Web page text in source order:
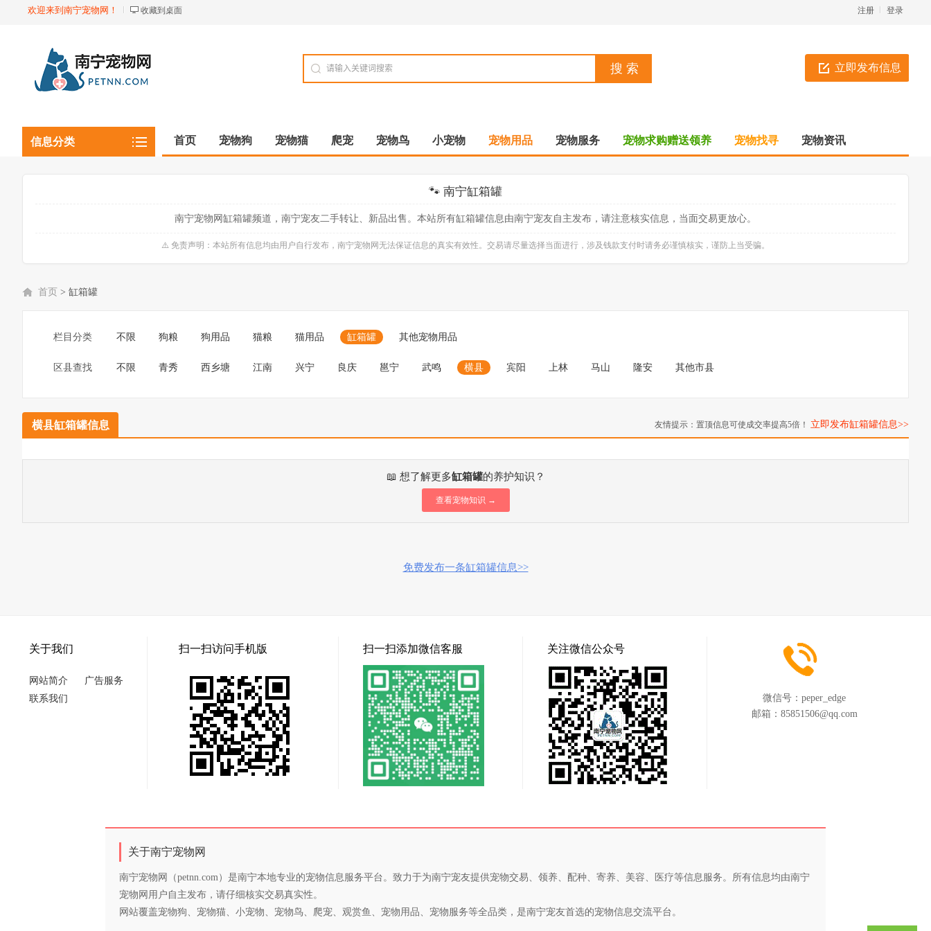
欢迎来到南宁宠物网！ 收藏到桌面 登录
注册
立即发布信息
信息分类 首页 宠物狗 宠物猫 爬宠 宠物鸟 小宠物 宠物用品 宠物服务 宠物求购赠送领养 宠物找寻 宠物资讯
🐾 南宁缸箱罐
南宁宠物网缸箱罐频道，南宁宠友二手转让、新品出售。本站所有缸箱罐信息由南宁宠友自主发布，请注意核实信息，当面交易更放心。
⚠️ 免责声明：本站所有信息均由用户自行发布，南宁宠物网无法保证信息的真实有效性。交易请尽量选择当面进行，涉及钱款支付时请务必谨慎核实，谨防上当受骗。
首页 > 缸箱罐
栏目分类 不限 狗粮 狗用品 猫粮 猫用品 缸箱罐 其他宠物用品
区县查找 不限 青秀 西乡塘 江南 兴宁 良庆 邕宁 武鸣 横县 宾阳 上林 马山 隆安 其他市县
横县缸箱罐信息 友情提示：置顶信息可使成交率提高5倍！ 立即发布缸箱罐信息>>
📖 想了解更多缸箱罐的养护知识？
查看宠物知识 →
免费发布一条缸箱罐信息>>
关于我们
网站简介
广告服务
联系我们
扫一扫访问手机版 扫一扫添加微信客服 关注微信公众号
微信号： peper_edge
邮箱： 85851506@qq.com
关于南宁宠物网
南宁宠物网（petnn.com）是南宁本地专业的宠物信息服务平台。致力于为南宁宠友提供宠物交易、领养、配种、寄养、美容、医疗等信息服务。所有信息均由南宁
宠物网用户自主发布，请仔细核实交易真实性。
网站覆盖宠物狗、宠物猫、小宠物、宠物鸟、爬宠、观赏鱼、宠物用品、宠物服务等全品类，是南宁宠友首选的宠物信息交流平台。